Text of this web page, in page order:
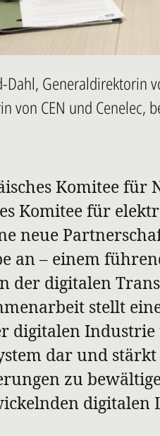
Dahl, Generaldirektorin
von CEN und Cenelec,
Komitee für
Komitee für
neue
an – einem
der digitalen
stellt
digitalen
dar und
zu
digitalen